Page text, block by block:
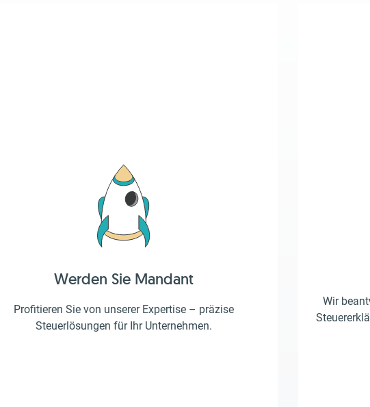
Werden Sie Mandant
Profitieren Sie von unserer Expertise – präzise
Steuerlösungen für Ihr Unternehmen.
Wir